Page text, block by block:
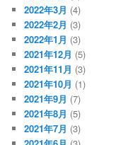
2022年3月 (4)
2022年2月 (3)
2022年1月 (3)
2021年12月 (5)
2021年11月 (3)
2021年10月 (1)
2021年9月 (7)
2021年8月 (5)
2021年7月 (3)